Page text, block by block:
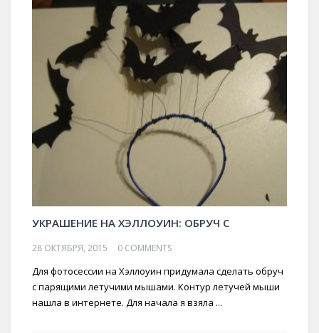
УКРАШЕНИЕ НА ХЭЛЛОУИН: ОБРУЧ С
28 ОКТЯБРЯ, 2015 0 COMMENTS
Для фотосессии на Хэллоуин придумала сделать обруч
с парящими летучими мышами. Контур летучей мыши
нашла в интернете. Для начала я взяла ...